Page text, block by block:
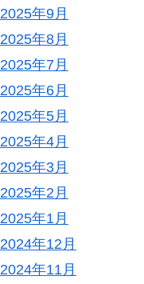
2025年9月
2025年8月
2025年7月
2025年6月
2025年5月
2025年4月
2025年3月
2025年2月
2025年1月
2024年12月
2024年11月